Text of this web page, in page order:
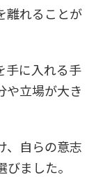
離れることが
手に入れる手
や立場が大き
、自らの意志
ました。